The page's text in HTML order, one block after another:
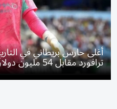
أغلى حارس بريطاني في
ترافورد مقابل 54 مليون دولار